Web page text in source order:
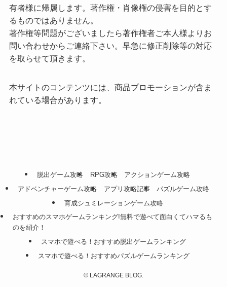
有者様に帰属します。著作権・肖像権の侵害を目的とす
るものではありません。
著作権等問題がございましたら著作権者ご本人様よりお
問い合わせからご連絡下さい。早急に修正削除等の対応
を取らせて頂きます。
本サイトのコンテンツには、商品プロモーションが含ま
れている場合があります。
脱出ゲーム攻略 RPG攻略
アクションゲーム攻略
アドベンチャーゲーム攻略
アプリ攻略記事
パズルゲーム攻略
育成シュミレーションゲーム攻略
おすすめのスマホゲームランキング!無料で遊べて面白くてハマるも
のを紹介！
スマホで遊べる！おすすめ脱出ゲームランキング
スマホで遊べる！おすすめパズルゲームランキング
© LAGRANGE BLOG.